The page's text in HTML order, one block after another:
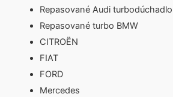
Repasované Audi
Repasované turbo BMW
CITROËN
FIAT
FORD
Mercedes